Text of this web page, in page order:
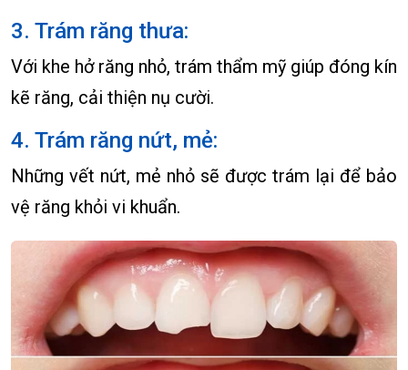
3. Trám răng thưa:
Với khe hở răng nhỏ, trám thẩm mỹ giúp đóng kín
kẽ răng, cải thiện nụ cười.
4. Trám răng nứt, mẻ:
Những vết nứt, mẻ nhỏ sẽ được trám lại để bảo
vệ răng khỏi vi khuẩn.